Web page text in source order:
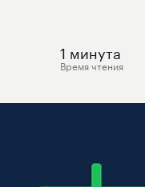
1 минута
Время чтения